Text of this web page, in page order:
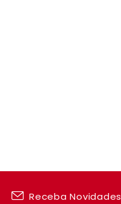
Receba Novidades